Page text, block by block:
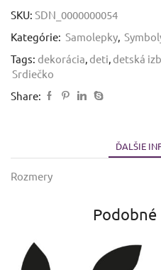
samolepiaca
dekoračná
nálepka
SKU: SDN_0000000054
Kategórie: Samolepky
Tags: dekorácia deti detská
Srdiečko
Share:
ĎALŠIE
Rozmery